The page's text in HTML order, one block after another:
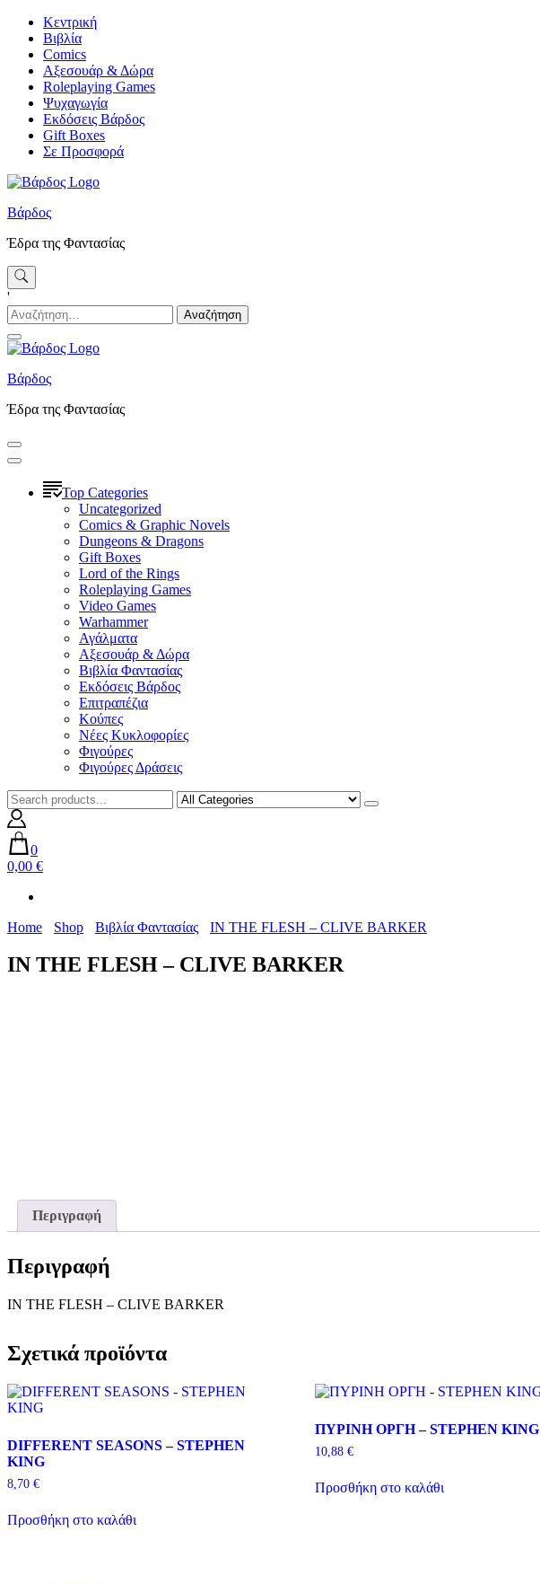
Skip
content
Κεντρική
Βιβλία
Comics
Αξεσουάρ & Δώρα
Roleplaying Games
Ψυχαγωγία
Εκδόσεις Βάρδος
Gift Boxes
Σε Προσφορά
Βάρδος
Έδρα της Φαντασίας
'
Αναζήτηση
για:
Βάρδος
Έδρα της Φαντασίας
Top Categories
Uncategorized
Comics & Graphic Novels
Dungeons & Dragons
Gift Boxes
Lord of the Rings
Roleplaying Games
Video Games
Warhammer
Αγάλματα
Αξεσουάρ & Δώρα
Βιβλία Φαντασίας
Εκδόσεις Βάρδος
Επιτραπέζια
Κούπες
Νέες Κυκλοφορίες
Φιγούρες
Φιγούρες Δράσεις
0
0,00 €
Home Shop Βιβλία Φαντασίας IN THE FLESH – CLIVE BARKER
IN THE FLESH – CLIVE BARKER
Περιγραφή
Περιγραφή
IN THE FLESH – CLIVE BARKER
Σχετικά προϊόντα
DIFFERENT SEASONS – STEPHEN
KING
8,70 €
Προσθήκη στο καλάθι
ΠΥΡΙΝΗ ΟΡΓΗ – STEPHEN KING
10,88€
Προσθήκη στο καλάθι